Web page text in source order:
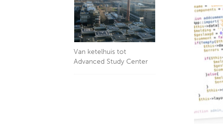
Van ketelhuis tot
Advanced Study Center